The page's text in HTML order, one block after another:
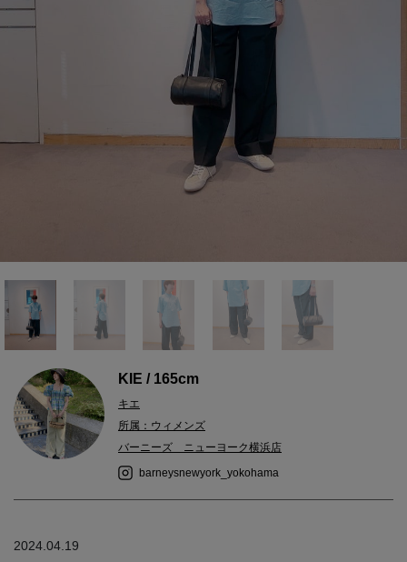
KIE / 165cm
キエ
所属：ウィメンズ
バーニーズ ニューヨーク横浜店
barneysnewyork_yokohama
2024.04.19